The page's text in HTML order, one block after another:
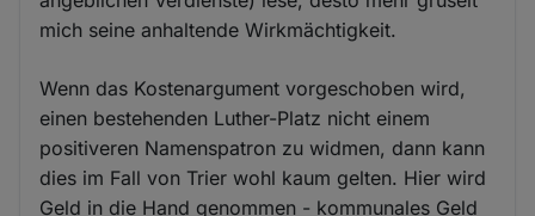
mich seine anhaltende Wirkmächtigkeit.
Wenn das Kostenargument vorgeschoben wird,
einen bestehenden Luther-Platz nicht einem
positiveren Namenspatron zu widmen, dann kann
dies im Fall von Trier wohl kaum gelten. Hier wird
Geld in die Hand genommen - kommunales Geld